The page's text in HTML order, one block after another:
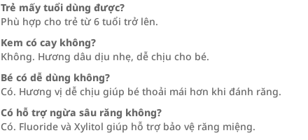
Trẻ mấy tuổi dùng được?
Phù hợp cho trẻ từ 6 tuổi trở lên.
Kem có cay không?
Không. Hương dâu dịu nhẹ, dễ chịu cho bé.
Bé có dễ dùng không?
Có. Hương vị dễ chịu giúp bé thoải mái hơn khi đánh răng.
Có hỗ trợ ngừa sâu răng không?
Có. Fluoride và Xylitol giúp hỗ trợ bảo vệ răng miệng.